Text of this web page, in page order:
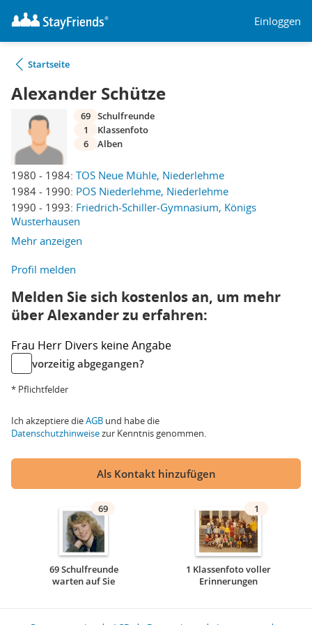
Einloggen
Startseite
Alexander Schütze
1980 - 1984: TOS Neue Mühle, Niederlehme
1984 - 1990: POS Niederlehme, Niederlehme
1990 - 1993: Friedrich-Schiller-Gymnasium, Königs
Wusterhausen
Mehr anzeigen
69 Schulfreunde
1
Klassenfoto
6
Alben
Profil melden
Melden Sie sich kostenlos an, um mehr
über Alexander zu erfahren:
Frau Herr Divers keine Angabe
vorzeitig abgegangen?
* Pflichtfelder
Ich akzeptiere dieAGB und habe die
Datenschutzhinweisezur Kenntnis genommen.
Als Kontakt hinzufügen
69
69 Schulfreunde
warten auf Sie
1
1 Klassenfoto voller
Erinnerungen